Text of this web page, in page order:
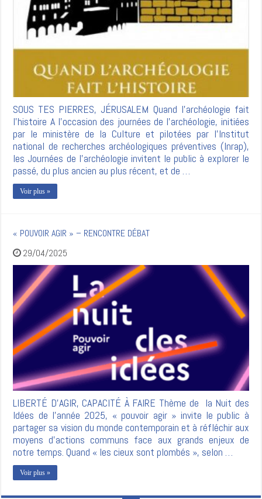
SOUS TES PIERRES, JÉRUSALEM Quand l’archéologie fait
l’histoire A l’occasion des journées de l’archéologie, initiées
par le ministère de la Culture et pilotées par l’Institut
national de recherches archéologiques préventives (Inrap),
les Journées de l’archéologie invitent le public à explorer le
passé, du plus ancien au plus récent, et de …
Voir plus »
« POUVOIR AGIR » – RENCONTRE DÉBAT
29/04/2025
LIBERTÉ D’AGIR, CAPACITÉ À FAIRE Thème de la Nuit des
Idées de l’année 2025, « pouvoir agir » invite le public à
partager sa vision du monde contemporain et à réfléchir aux
moyens d’actions communs face aux grands enjeux de
notre temps. Quand « les cieux sont plombés », selon …
Voir plus »